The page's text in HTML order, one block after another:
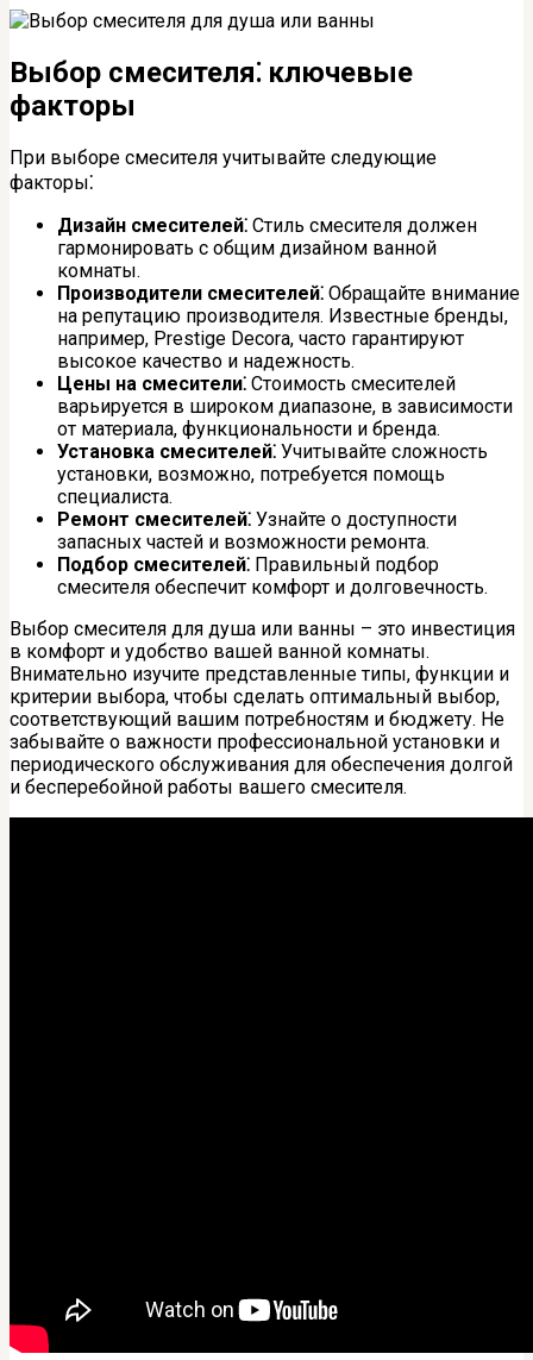
Выбор смесителя⁚ ключевые
факторы
При выборе смесителя учитывайте следующие
факторы⁚
Дизайн смесителей⁚ Стиль смесителя должен
гармонировать с общим дизайном ванной
комнаты.
Производители смесителей⁚ Обращайте внимание
на репутацию производителя. Известные бренды,
например, Prestige Decora, часто гарантируют
высокое качество и надежность.
Цены на смесители⁚ Стоимость смесителей
варьируется в широком диапазоне, в зависимости
от материала, функциональности и бренда.
Установка смесителей⁚ Учитывайте сложность
установки, возможно, потребуется помощь
специалиста.
Ремонт смесителей⁚ Узнайте о доступности
запасных частей и возможности ремонта.
Подбор смесителей⁚ Правильный подбор
смесителя обеспечит комфорт и долговечность.
Выбор смесителя для душа или ванны – это инвестиция
в комфорт и удобство вашей ванной комнаты.
Внимательно изучите представленные типы, функции и
критерии выбора, чтобы сделать оптимальный выбор,
соответствующий вашим потребностям и бюджету. Не
забывайте о важности профессиональной установки и
периодического обслуживания для обеспечения долгой
и бесперебойной работы вашего смесителя.